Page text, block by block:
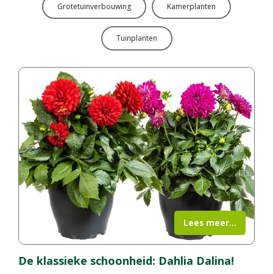
Grotetuinverbouwing Kamerplanten
Tuinplanten
De klassieke schoonheid: Dahlia Dalina!
Lees meer...